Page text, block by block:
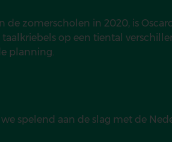
de zomerscholen in 2020, is
op een tiental
planning.
spelend aan de slag met de